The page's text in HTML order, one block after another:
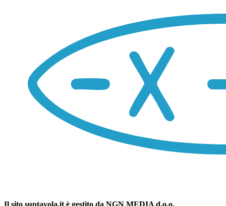
Il sito suptavola.it è gestito da NGN MEDIA d.o.o.